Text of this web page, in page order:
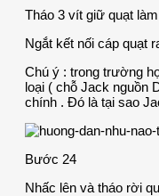
Tháo 3 vít giữ quạt
Ngắt kết nối cáp quạt
Chú ý : trong trường
loại ( chỗ Jack nguồn
chính . Đó là tại sao
Bước 24
Nhấc lên và tháo rời